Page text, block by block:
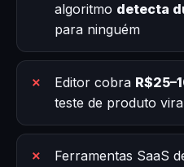
algoritmo detecta
para ninguém
Editor cobra
teste de produto
Ferramentas SaaS